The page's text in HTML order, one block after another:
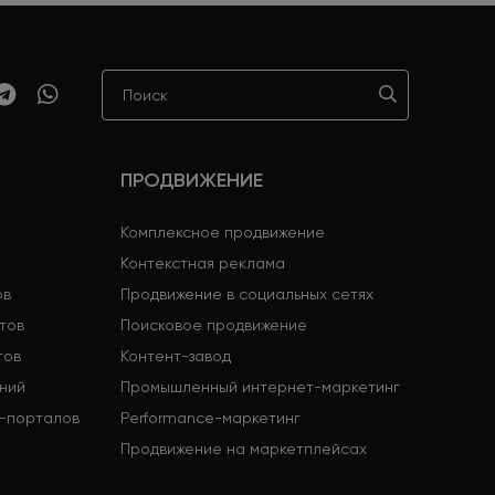
порталов
ПРОДВИЖЕНИЕ
Комплексное продвижение
Контекстная реклама
Продвижение в социальных сетях
Поисковое продвижение
Контент-завод
Промышленный интернет-маркетинг
Performance-маркетинг
Продвижение на маркетплейсах